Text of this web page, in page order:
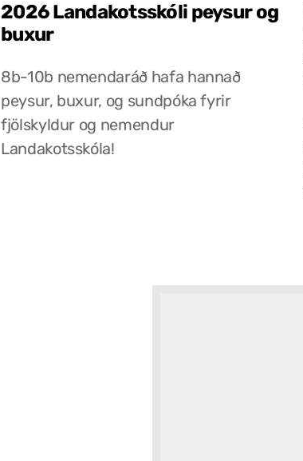
2026 Landakotsskóli peysur og
buxur
8b-10b nemendaráð hafa hannað
peysur, buxur, og sundpóka fyrir
fjölskyldur og nemendur
Landakotsskóla!